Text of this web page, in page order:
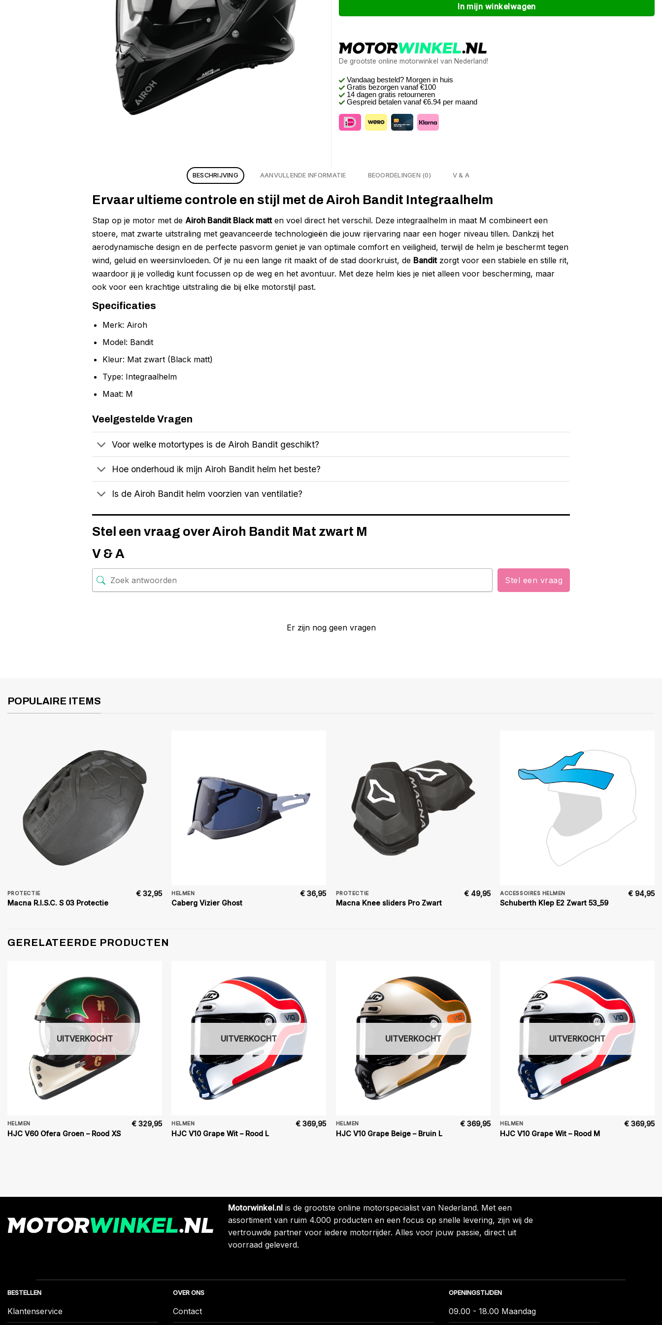
In mijn winkelwagen
De grootste online motorwinkel van Nederland!
Vandaag besteld? Morgen in huis
Gratis bezorgen vanaf €100
14 dagen gratis retourneren
Gespreid betalen vanaf €6.94 per maand
BESCHRIJVING AANVULLENDE INFORMATIE BEOORDELINGEN (0) V & A
Ervaar ultieme controle en stijl met de Airoh Bandit Integraalhelm
Stap op je motor met de Airoh Bandit Black matten voel direct het verschil. Deze integraalhelm in maat M combineert een
stoere, mat zwarte uitstraling met geavanceerde technologieën die jouw rijervaring naar een hoger niveau tillen. Dankzij het
aerodynamische design en de perfecte pasvorm geniet je van optimale comfort en veiligheid, terwijl de helm je beschermt tegen
wind, geluid en weersinvloeden. Of je nu een lange rit maakt of de stad doorkruist, de Banditzorgt voor een stabiele en stille rit,
waardoor jij je volledig kunt focussen op de weg en het avontuur. Met deze helm kies je niet alleen voor bescherming, maar
ook voor een krachtige uitstraling die bij elke motorstijl past.
Specificaties
Merk: Airoh
Model: Bandit
Kleur: Mat zwart (Black matt)
Type: Integraalhelm
Maat: M
Veelgestelde Vragen
Voor welke motortypes is de Airoh Bandit geschikt?
Hoe onderhoud ik mijn Airoh Bandit helm het beste?
Is de Airoh Bandit helm voorzien van ventilatie?
Stel een vraag over Airoh Bandit Mat zwart M
V & A
Stel een vraag
Er zijn nog geen vragen
POPULAIRE ITEMS
PROTECTIE
Macna R.I.S.C. S 03 Protectie
€32,95 HELMEN
Caberg Vizier Ghost
€ 36,95 PROTECTIE
Macna Knee sliders Pro Zwart
€49,95 ACCESSOIRES HELMEN
Schuberth Klep E2 Zwart 53_59
€ 94,95
GERELATEERDE PRODUCTEN
UITVERKOCHT
HELMEN
HJC V60 Ofera Groen – Rood XS
€329,95
UITVERKOCHT
HELMEN
HJC V10 Grape Wit – Rood L
€ 369,95
UITVERKOCHT
HELMEN
HJC V10 Grape Beige – Bruin L
€369,95
UITVERKOCHT
HELMEN
HJC V10 Grape Wit – Rood M
€ 369,95
Motorwinkel.nl is de grootste online motorspecialist van Nederland. Met een
assortiment van ruim 4.000 producten en een focus op snelle levering, zijn wij de
vertrouwde partner voor iedere motorrijder. Alles voor jouw passie, direct uit
voorraad geleverd.
BESTELLEN
Klantenservice
OVER ONS
Contact
OPENINGSTIJDEN
09.00 - 18.00 Maandag